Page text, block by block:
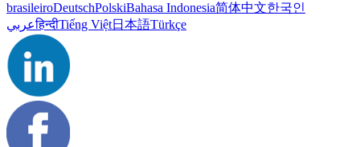
brasileiroDeutschPolskiBahasa Indonesia简体中文한국인
عربيहिन्दीTiếng Việt日本語Türkçe